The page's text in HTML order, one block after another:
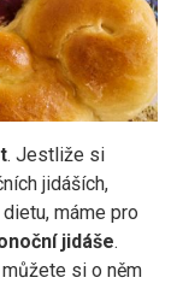
. Jestliže si
jidáších,
máme pro
jidáše.
si o něm